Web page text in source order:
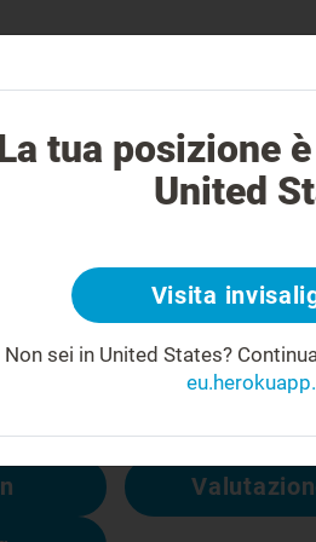
ma altre sì:
tua posizione
United
Visita
Non sei in United States?